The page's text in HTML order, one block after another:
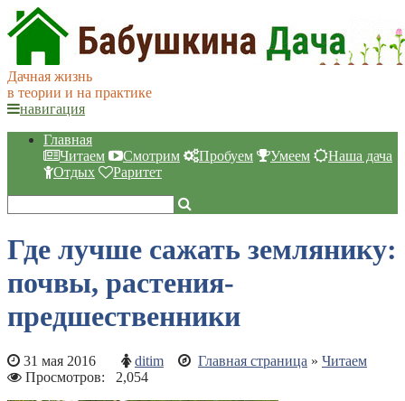
Дачная жизнь
в теории и на практике
навигация
Главная
Читаем
Смотрим Пробуем Умеем
Наша дача
Отдых
Раритет
Где лучше сажать землянику:
почвы, растения-
предшественники
31 мая 2016 ditim Главная страница » Читаем
Просмотров: 2,054